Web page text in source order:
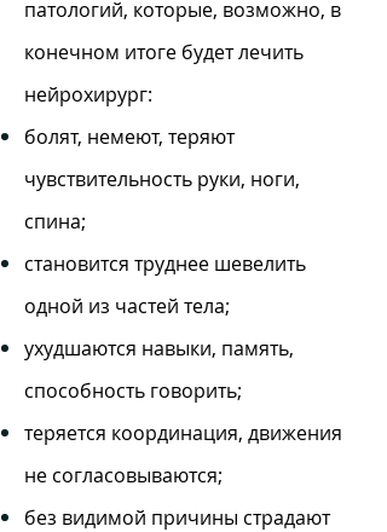
патологий, которые, возможно, в
конечном итоге будет лечить
нейрохирург:
болят, немеют, теряют
чувствительность руки, ноги,
спина;
становится труднее шевелить
одной из частей тела;
ухудшаются навыки, память,
способность говорить;
теряется координация, движения
не согласовываются;
без видимой причины страдают